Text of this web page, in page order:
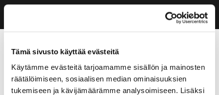
Tämä sivusto käyttää evästeitä
Käytämme evästeitä tarjoamamme sisällön ja mainosten
räätälöimiseen, sosiaalisen median ominaisuuksien
tukemiseen ja kävijämäärämme analysoimiseen. Lisäksi